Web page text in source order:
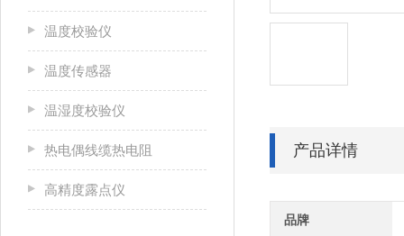
产品详情
品牌
温度校验仪
温度传感器
温湿度校验仪
热电偶线缆热电阻
高精度露点仪